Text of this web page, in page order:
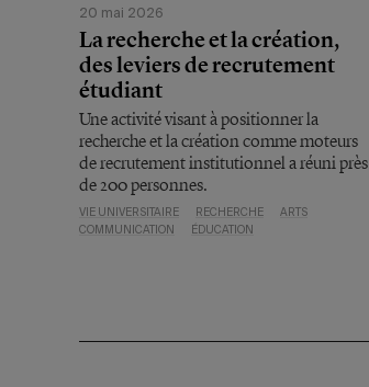
20 mai 2026
La recherche et la création,
des leviers de recrutement
étudiant
Une activité visant à positionner la
recherche et la création comme moteurs
de recrutement institutionnel a réuni près
de 200 personnes.
VIE UNIVERSITAIRE RECHERCHE
ARTS
COMMUNICATION
ÉDUCATION